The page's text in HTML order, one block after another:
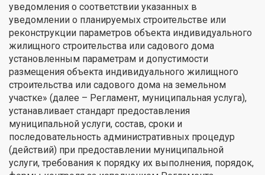
уведомления о соответствии указанных в
уведомлении о планируемых строительстве или
реконструкции параметров объекта индивидуального
жилищного строительства или садового дома
установленным параметрам и допустимости
размещения объекта индивидуального жилищного
строительства или садового дома на земельном
участке» (далее – Регламент, муниципальная услуга),
устанавливает стандарт предоставления
муниципальной услуги, состав, сроки и
последовательность административных процедур
(действий) при предоставлении муниципальной
услуги, требования к порядку их выполнения, порядок,